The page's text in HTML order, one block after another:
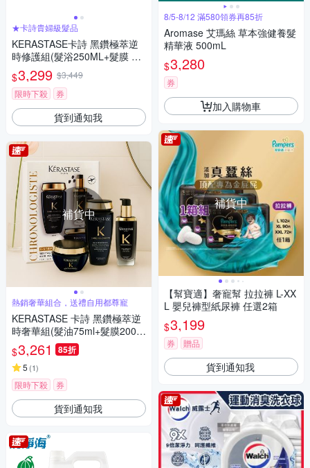
★卡詩貴婦級髮品
KERASTASE卡詩 黑鑽極萃逆
時修護組(髮浴250ML+髮膜 20
0ml+修護精華 75ml)
$3,299 $3,449
限時下殺
券
貨到通知我
補貨中
熱銷奢華組合，送禮自用都尊寵
KERASTASE 卡詩 黑鑽極萃逆
時奢華組(髮油75ml+髮膜200m
l+髮浴250ml)
$3,261 85折
5 (1)
限時下殺 券
貨到通知我
8/5-8/12 滿580領券再85折
Aromase 艾瑪絲 草本強健養髮
精華液 500mL
$3,280
券
加入購物車
補貨中
【幫寶適】奢寵幫 拉拉褲 L-XX
L 嬰兒褲型紙尿褲 任選2箱
$3,199
券 贈品
貨到通知我